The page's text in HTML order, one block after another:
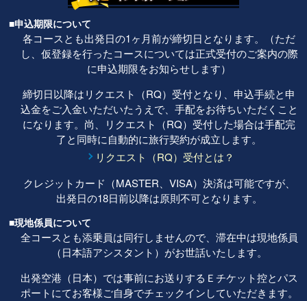
■申込期限について
各コースとも出発日の1ヶ月前が締切日となります。（ただ
し、仮登録を行ったコースについては正式受付のご案内の際
に申込期限をお知らせします）
締切日以降はリクエスト（RQ）受付となり、申込手続と申
込金をご入金いただいたうえで、手配をお待ちいただくこと
になります。尚、リクエスト（RQ）受付した場合は手配完
了と同時に自動的に旅行契約が成立します。
リクエスト（RQ）受付とは？
クレジットカード（MASTER、VISA）決済は可能ですが、
出発日の18日前以降は原則不可となります。
■現地係員について
全コースとも添乗員は同行しませんので、滞在中は現地係員
（日本語アシスタント）がお世話いたします。
出発空港（日本）では事前にお送りするＥチケット控とパス
ポートにてお客様ご自身でチェックインしていただきます。